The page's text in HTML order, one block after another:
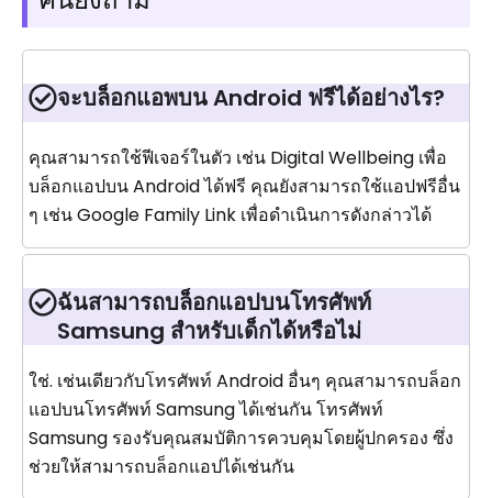
จะบล็อกแอพบน Android ฟรีได้อย่างไร?
คุณสามารถใช้ฟีเจอร์ในตัว เช่น Digital Wellbeing เพื่อ
บล็อกแอปบน Android ได้ฟรี คุณยังสามารถใช้แอปฟรีอื่น
ๆ เช่น Google Family Link เพื่อดำเนินการดังกล่าวได้
ฉันสามารถบล็อกแอปบนโทรศัพท์
Samsung สำหรับเด็กได้หรือไม่
ใช่. เช่นเดียวกับโทรศัพท์ Android อื่นๆ คุณสามารถบล็อก
แอปบนโทรศัพท์ Samsung ได้เช่นกัน โทรศัพท์
Samsung รองรับคุณสมบัติการควบคุมโดยผู้ปกครอง ซึ่ง
ช่วยให้สามารถบล็อกแอปได้เช่นกัน